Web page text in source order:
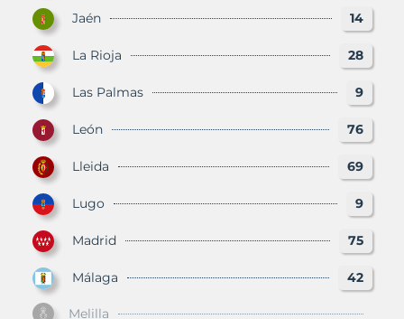
Jaén 14
La Rioja 28
Las Palmas 9
León 76
Lleida 69
Lugo 9
Madrid 75
Málaga 42
Melilla